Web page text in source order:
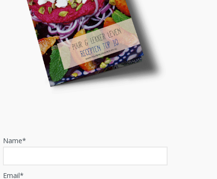
Name*
Email*